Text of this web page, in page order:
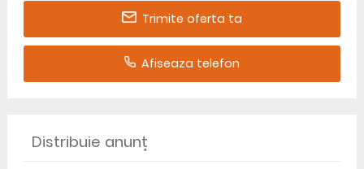
Trimite oferta ta
Afiseaza telefon
Distribuie anunț